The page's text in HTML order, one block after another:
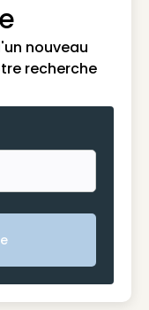
nouveau
recherche